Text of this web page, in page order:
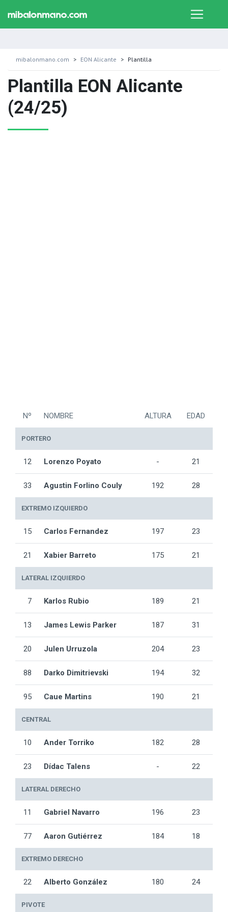
mibalonmano.com EON Alicante Plantilla
Plantilla EON Alicante
(24/25)
Nº NOMBRE ALTURA EDAD
PORTERO
12 Lorenzo Poyato - 21
33 Agustin Forlino Couly 192 28
EXTREMO IZQUIERDO
15 Carlos Fernandez 197 23
21 Xabier Barreto 175 21
LATERAL IZQUIERDO
7 Karlos Rubio 189 21
13 James Lewis Parker 187 31
20 Julen Urruzola 204 23
88 Darko Dimitrievski 194 32
95 Caue Martins 190 21
CENTRAL
10 Ander Torriko 182 28
23 Dídac Talens - 22
LATERAL DERECHO
11 Gabriel Navarro 196 23
77 Aaron Gutiérrez 184 18
EXTREMO DERECHO
22 Alberto González 180 24
PIVOTE